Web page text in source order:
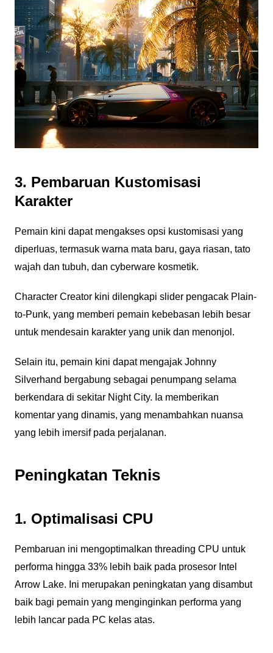
3. Pembaruan Kustomisasi
Karakter
Pemain kini dapat mengakses opsi kustomisasi yang
diperluas, termasuk warna mata baru, gaya riasan, tato
wajah dan tubuh, dan cyberware kosmetik.
Character Creator kini dilengkapi slider pengacak Plain-
to-Punk, yang memberi pemain kebebasan lebih besar
untuk mendesain karakter yang unik dan menonjol.
Selain itu, pemain kini dapat mengajak Johnny
Silverhand bergabung sebagai penumpang selama
berkendara di sekitar Night City. Ia memberikan
komentar yang dinamis, yang menambahkan nuansa
yang lebih imersif pada perjalanan.
Peningkatan Teknis
1. Optimalisasi CPU
Pembaruan ini mengoptimalkan threading CPU untuk
performa hingga 33% lebih baik pada prosesor Intel
Arrow Lake. Ini merupakan peningkatan yang disambut
baik bagi pemain yang menginginkan performa yang
lebih lancar pada PC kelas atas.